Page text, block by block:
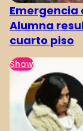
Emergencia
Alumna
cuarto piso
Show